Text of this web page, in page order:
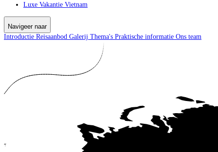
Luxe Vakantie Vietnam
Navigeer naar
Introductie Reisaanbod Galerij Thema's Praktische informatie Ons team